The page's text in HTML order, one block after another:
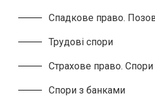
Спадкове право.
Трудові спори
Страхове право.
Спори з банками